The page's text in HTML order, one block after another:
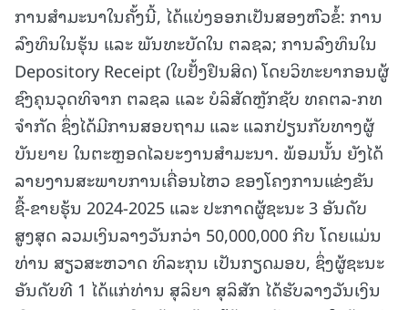
ການສໍາມະນາໃນຄັ້ງນີ້, ໄດ້ແບ່ງອອກເປັນສອງຫົວຂໍ້: ການ
ລົງທຶນໃນຮຸ້ນ ແລະ ພັນທະບັດໃນ ຕລຊລ; ການລົງທຶນໃນ
Depository Receipt (ໃບຢັ້ງຢືນສິດ) ໂດຍວິທະຍາກອນຜູ້
ຊົງຄຸນວຸດທິຈາກ ຕລຊລ ແລະ ບໍລິສັດຫຼັກຊັບ ທຄຕລ-ກທ
ຈຳກັດ ຊຶ່ງໄດ້ມີການສອບຖາມ ແລະ ແລກປ່ຽນກັບທາງຜູ້
ບັນຍາຍ ໃນຕະຫຼອດໄລຍະງານສຳມະນາ. ພ້ອມນັ້ນ ຍັງໄດ້
ລາຍງານສະພາບການເຄື່ອນໄຫວ ຂອງໂຄງການແຂ່ງຂັນ
ຊື້-ຂາຍຮຸ້ນ 2024-2025 ແລະ ປະກາດຜູ້ຊະນະ 3 ອັນດັບ
ສູງສຸດ ລວມເງິນລາງວັນກວ່າ 50,000,000 ກີບ ໂດຍແມ່ນ
ທ່ານ ສຽວສະຫວາດ ທິລະກຸນ ເປັນກຽດມອບ, ຊຶ່ງຜູ້ຊະນະ
ອັນດັບທີ 1 ໄດ້ແກ່ທ່ານ ສຸລິຍາ ສຸລິສັກ ໄດ້ຮັບລາງວັນເງິນ